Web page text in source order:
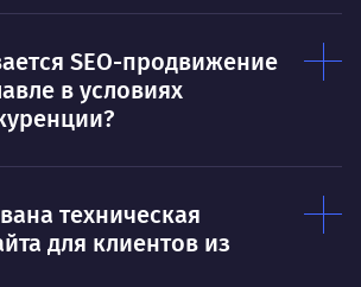
SEO-продвижение
в условиях
техническая
для клиентов из